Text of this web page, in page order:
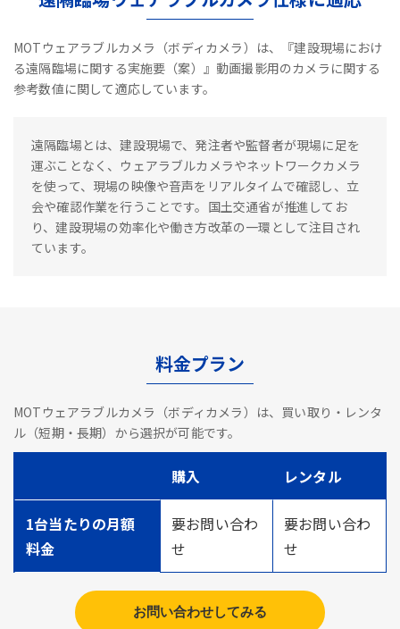
MOTウェアラブルカメラ（ボディカメラ）は、『建設現場におけ
る遠隔臨場に関する実施要（案）』動画撮影用のカメラに関する
参考数値に関して適応しています。
遠隔臨場とは、建設現場で、発注者や監督者が現場に足を
運ぶことなく、ウェアラブルカメラやネットワークカメラ
を使って、現場の映像や音声をリアルタイムで確認し、立
会や確認作業を行うことです。国土交通省が推進してお
り、建設現場の効率化や働き方改革の一環として注目され
ています。
料金プラン
MOTウェアラブルカメラ（ボディカメラ）は、買い取り・レンタ
ル（短期・長期）から選択が可能です。
購入 レンタル
1台当たりの月額
料金
要お問い合わ
せ
要お問い合わ
せ
お問い合わせしてみる